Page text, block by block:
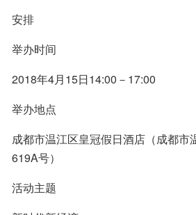
安排
举办时间
2018年4月15日14:00－17:00
举办地点
成都市温江区皇冠假日酒店（成都市
619A号）
活动主题